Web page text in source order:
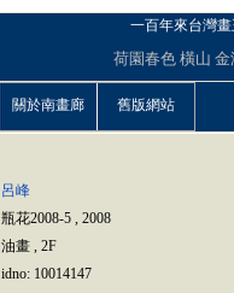
一百年來台灣畫
荷園春色 橫山 金
關於南畫廊 舊版網站
呂峰
瓶花2008-5 , 2008
油畫 , 2F
idno: 10014147